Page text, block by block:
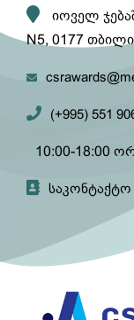
იოველ
N5, 0177
(+995) 551
10:00-18:00